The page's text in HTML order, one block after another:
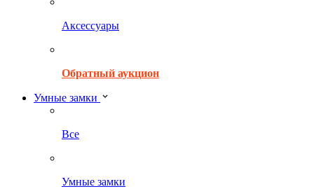
Аксессуары
Обратный аукцион
Умные замки
Все
Умные замки